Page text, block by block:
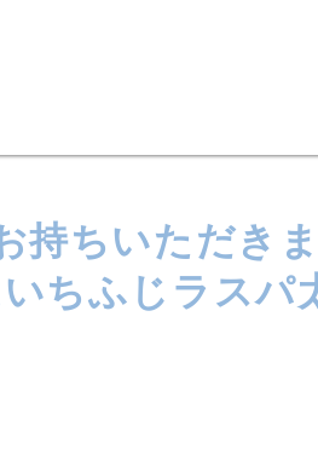
持ちいただき
ちふじラスパ